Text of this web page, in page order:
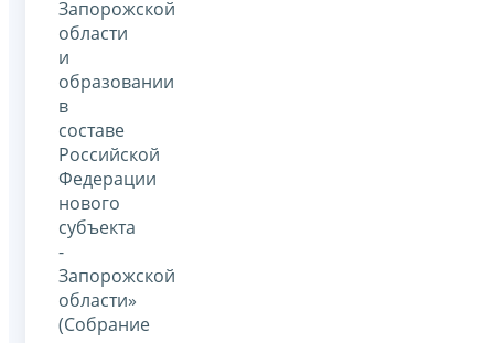
Запорожской
области
и
образовании
в
составе
Российской
Федерации
нового
субъекта
-
Запорожской
области»
(Собрание